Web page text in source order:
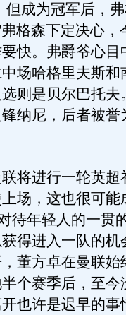
成为冠军后，
格森下定决心
快。弗爵爷心目
场哈格里夫斯和
则是贝尔巴托夫
纳尼，后者被誉
进行一轮英超
场，这也很可能
待年轻人的一贯
得进入一队的机
董方卓在曼联始
个赛季后，至今
也许是迟早的事